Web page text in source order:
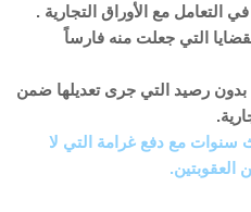
مع الأوراق التجارية .
التي جعلت منه فارساً
بدون رصيد التي جرى تعديلها ضمن
سنوات مع دفع غرامة التي لا